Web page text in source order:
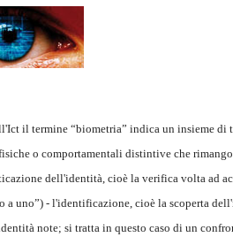
il termine “biometria” indica un insieme di
o comportamentali distintive che
dell'identità, cioè la verifica volta ad
a uno”) - l'identificazione, cioè la scoperta
note; si tratta in questo caso di un